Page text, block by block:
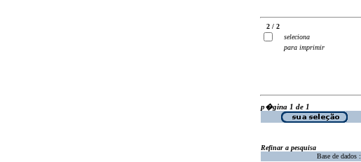
2 / 2
seleciona
para imprimir
p�gina 1 de 1
Refinar a pesquisa
Base de dados :